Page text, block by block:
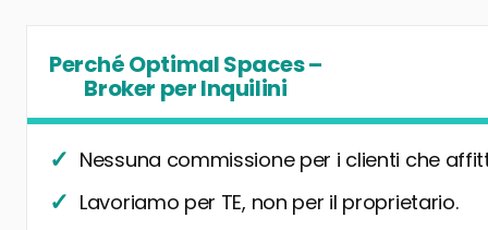
Perché Optimal Spaces –
Broker per Inquilini
Nessuna commissione per i clienti che
Lavoriamo per TE, non per il proprietario.